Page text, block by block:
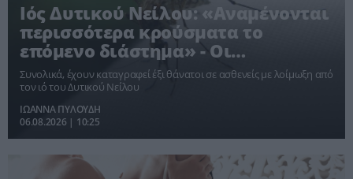
Ιός Δυτικού Νείλου: «Αναμένονται
περισσότερα κρούσματα το
επόμενο διάστημα» - Οι
«κόκκινες» περιοχές
Συνολικά, έχουν καταγραφεί έξι θάνατοι σε ασθενείς με λοίμωξη από
τον ιό του Δυτικού Νείλου
ΙΩΑΝΝΑ ΠΥΛΟΥΔΗ
06.08.2026 | 10:25